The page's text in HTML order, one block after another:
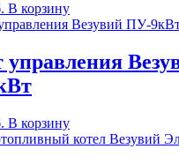
В корзину
управления
В корзину